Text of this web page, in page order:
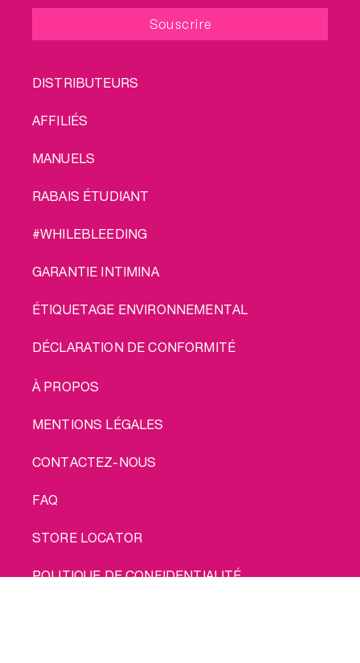
FOOTER
DISTRIBUTEURS
AFFILIÉS
MANUELS
RABAIS ÉTUDIANT
#WHILEBLEEDING
GARANTIE INTIMINA
ÉTIQUETAGE ENVIRONNEMENTAL
DÉCLARATION DE CONFORMITÉ
LEGAL
À PROPOS
MENTIONS LÉGALES
CONTACTEZ-NOUS
FAQ
STORE LOCATOR
POLITIQUE DE CONFIDENTIALITÉ